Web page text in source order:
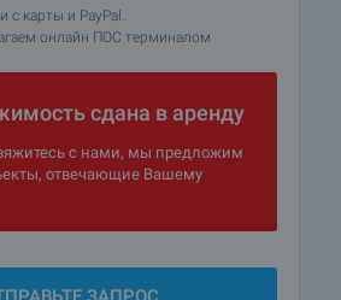
с карты и PayPal.
онлайн ПОС терминалом
сдана в аренду
с нами, мы предложим
отвечающие Вашему